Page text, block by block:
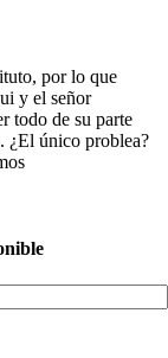
por lo que
y el señor
todo de su parte
¿El único problea?